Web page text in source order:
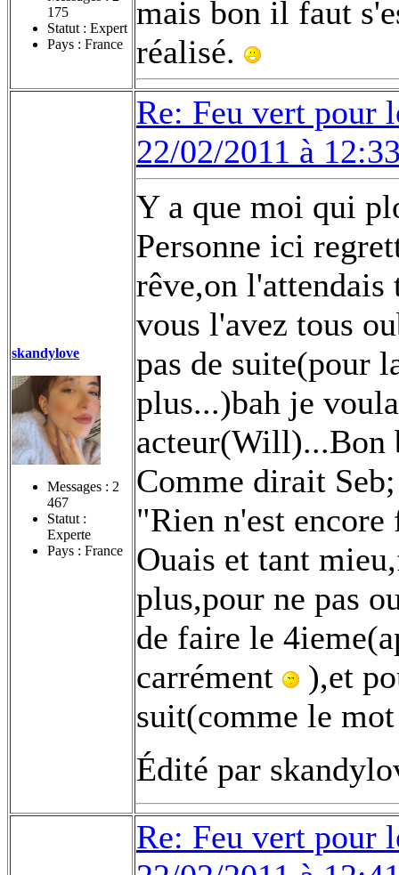
175
Statut : Expert
Pays : France
mais bon il faut
réalisé.
skandylove
Messages : 2
467
Statut :
Experte
Pays : France
Re: Feu vert pour
22/02/2011 à
Y a que moi qui
Personne ici
rêve,on l'attendais
vous l'avez tous
pas de suite(pour
plus...)bah je
acteur(Will)...Bon
Comme dirait Seb;
"Rien n'est
Ouais et tant
plus,pour ne pas
de faire le
carrément
),et
suit(comme le
Édité par
Re: Feu vert pour